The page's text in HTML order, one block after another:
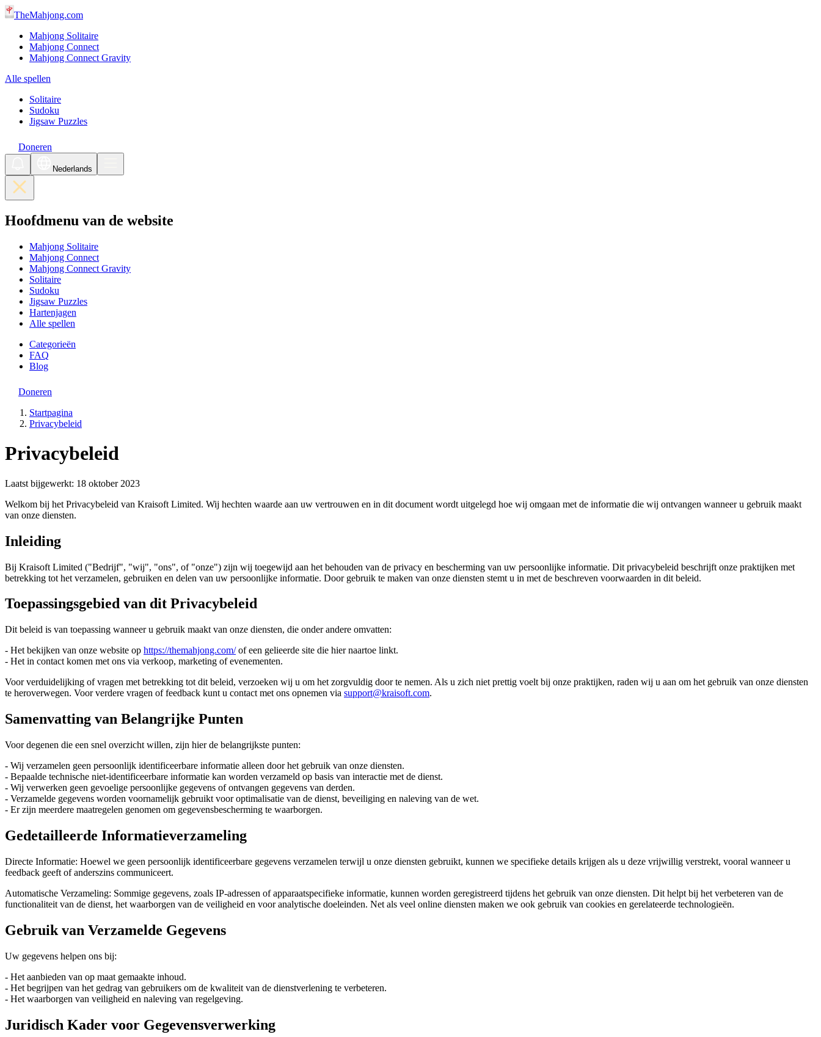
TheMahjong.com
Mahjong Solitaire
Mahjong Connect
Mahjong Connect Gravity
Alle spellen
Solitaire
Sudoku
Jigsaw Puzzles
Doneren
Nederlands
Hoofdmenu van de website
Mahjong Solitaire
Mahjong Connect
Mahjong Connect Gravity
Solitaire
Sudoku
Jigsaw Puzzles
Hartenjagen
Alle spellen
Categorieën
FAQ
Blog
Doneren
Startpagina
Privacybeleid
Privacybeleid
Laatst bijgewerkt: 18 oktober 2023
Welkom bij het Privacybeleid van Kraisoft Limited. Wij hechten waarde aan uw vertrouwen en in dit document wordt uitgelegd hoe wij omgaan met de informatie die wij ontvangen wanneer u gebruik maakt
van onze diensten.
Inleiding
Bij Kraisoft Limited ("Bedrijf", "wij", "ons", of "onze") zijn wij toegewijd aan het behouden van de privacy en bescherming van uw persoonlijke informatie. Dit privacybeleid beschrijft onze praktijken met
betrekking tot het verzamelen, gebruiken en delen van uw persoonlijke informatie. Door gebruik te maken van onze diensten stemt u in met de beschreven voorwaarden in dit beleid.
Toepassingsgebied van dit Privacybeleid
Dit beleid is van toepassing wanneer u gebruik maakt van onze diensten, die onder andere omvatten:
- Het bekijken van onze website op https://themahjong.com/of een gelieerde site die hier naartoe linkt.
- Het in contact komen met ons via verkoop, marketing of evenementen.
Voor verduidelijking of vragen met betrekking tot dit beleid, verzoeken wij u om het zorgvuldig door te nemen. Als u zich niet prettig voelt bij onze praktijken, raden wij u aan om het gebruik van onze diensten
te heroverwegen. Voor verdere vragen of feedback kunt u contact met ons opnemen via support@kraisoft.com.
Samenvatting van Belangrijke Punten
Voor degenen die een snel overzicht willen, zijn hier de belangrijkste punten:
- Wij verzamelen geen persoonlijk identificeerbare informatie alleen door het gebruik van onze diensten.
- Bepaalde technische niet-identificeerbare informatie kan worden verzameld op basis van interactie met de dienst.
- Wij verwerken geen gevoelige persoonlijke gegevens of ontvangen gegevens van derden.
- Verzamelde gegevens worden voornamelijk gebruikt voor optimalisatie van de dienst, beveiliging en naleving van de wet.
- Er zijn meerdere maatregelen genomen om gegevensbescherming te waarborgen.
Gedetailleerde Informatieverzameling
Directe Informatie: Hoewel we geen persoonlijk identificeerbare gegevens verzamelen terwijl u onze diensten gebruikt, kunnen we specifieke details krijgen als u deze vrijwillig verstrekt, vooral wanneer u
feedback geeft of anderszins communiceert.
Automatische Verzameling: Sommige gegevens, zoals IP-adressen of apparaatspecifieke informatie, kunnen worden geregistreerd tijdens het gebruik van onze diensten. Dit helpt bij het verbeteren van de
functionaliteit van de dienst, het waarborgen van de veiligheid en voor analytische doeleinden. Net als veel online diensten maken we ook gebruik van cookies en gerelateerde technologieën.
Gebruik van Verzamelde Gegevens
Uw gegevens helpen ons bij:
- Het aanbieden van op maat gemaakte inhoud.
- Het begrijpen van het gedrag van gebruikers om de kwaliteit van de dienstverlening te verbeteren.
- Het waarborgen van veiligheid en naleving van regelgeving.
Juridisch Kader voor Gegevensverwerking